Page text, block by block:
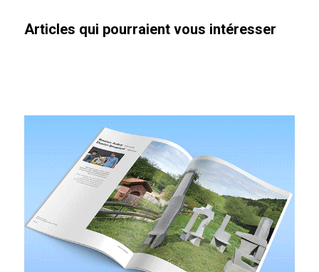
Articles qui pourraient vous intéresser